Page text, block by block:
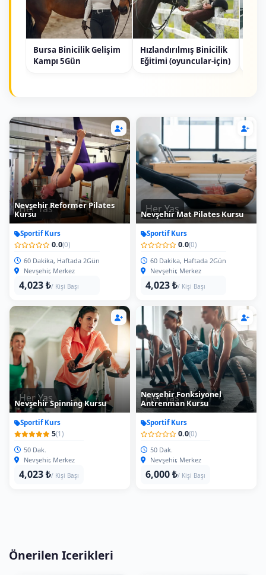
Bursa Binicilik Gelişim
Kampı 5Gün
Hızlandırılmış Binicilik
Eğitimi (oyuncular-için)
Her Yas
Nevşehir Reformer Pilates
Kursu
Sportif Kurs
0.0(0)
60 Dakika, Haftada 2Gün
Nevşehir, Merkez
4,023 ₺/ Kişi Başı
Her Yas
Nevşehir Mat Pilates Kursu
Sportif Kurs
0.0(0)
60 Dakika, Haftada 2Gün
Nevşehir, Merkez
4,023 ₺/ Kişi Başı
Her Yas
Nevşehir Spinning Kursu
Sportif Kurs
5(1)
50 Dak.
Nevşehir, Merkez
4,023 ₺/ Kişi Başı
Her Yas
Nevşehir Fonksiyonel
Antrenman Kursu
Sportif Kurs
0.0(0)
50 Dak.
Nevşehir, Merkez
6,000 ₺/ Kişi Başı
Önerilen Icerikleri